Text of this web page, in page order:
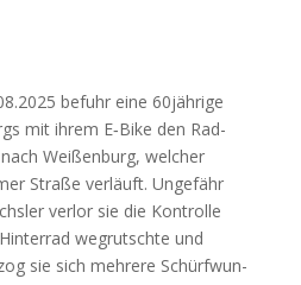
befuhr eine 60jährige
mit ihrem E‑Bike den Rad­
Wei­ßen­burg, wel­cher
Stra­ße ver­läuft. Unge­fähr
ver­lor sie die Kon­trol­le
weg­rutsch­te und
sie sich meh­re­re Schürf­wun­